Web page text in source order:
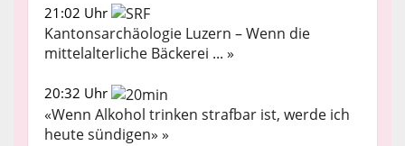
21:02 Uhr
Kantonsarchäologie Luzern – Wenn die
mittelalterliche Bäckerei ... »
20:32 Uhr
«Wenn Alkohol trinken strafbar ist, werde ich
heute sündigen» »